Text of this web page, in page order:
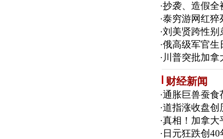
·抄袭、造假全
·泰穷游网红猝
·刘美贤跨性别
·俄高级军官生
·川普突批加
财经新闻
·通胀巨兽蚕食
·道指涨收盘创
·真相！加拿大
· 日元狂跌创